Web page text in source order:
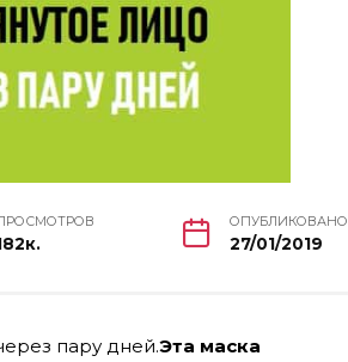
ОПУБЛИКОВАНО
27/01/2019
пару дней.Эта маска